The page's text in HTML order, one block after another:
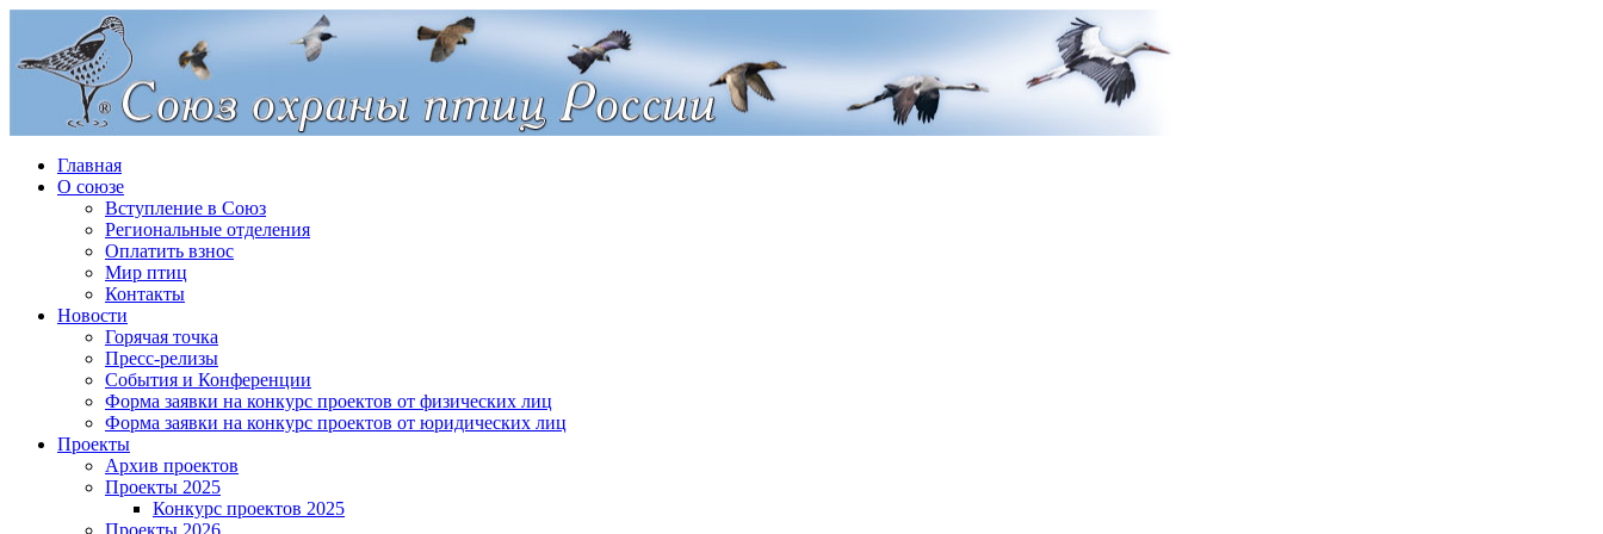
Главная
О союзе
Вступление в Союз
Региональные отделения
Оплатить взнос
Мир птиц
Контакты
Новости
Горячая точка
Пресс-релизы
События и Конференции
Форма заявки на конкурс проектов от физических лиц
Форма заявки на конкурс проектов от юридических лиц
Проекты
Архив проектов
Проекты 2025
Конкурс проектов 2025
Проекты 2026